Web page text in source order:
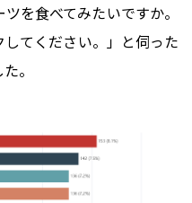
を食べてみたいですか。
てください。」と伺った
。